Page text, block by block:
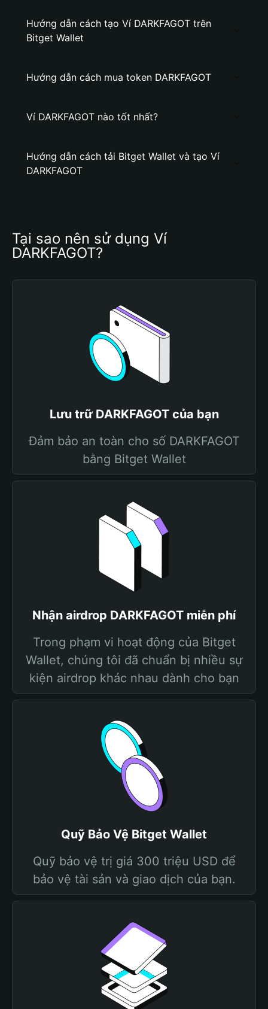
Hướng dẫn cách tạo Ví DARKFAGOT trên
Bitget Wallet
Hướng dẫn cách mua token DARKFAGOT
Ví DARKFAGOT nào tốt nhất?
Hướng dẫn cách tải Bitget Wallet và tạo Ví
DARKFAGOT
Tại sao nên sử dụng Ví
DARKFAGOT?
Lưu trữ DARKFAGOT của bạn
Đảm bảo an toàn cho số DARKFAGOT
bằng Bitget Wallet
Nhận airdrop DARKFAGOT miễn phí
Trong phạm vi hoạt động của Bitget
Wallet, chúng tôi đã chuẩn bị nhiều sự
kiện airdrop khác nhau dành cho bạn
Quỹ Bảo Vệ Bitget Wallet
Quỹ bảo vệ trị giá 300 triệu USD để
bảo vệ tài sản và giao dịch của bạn.